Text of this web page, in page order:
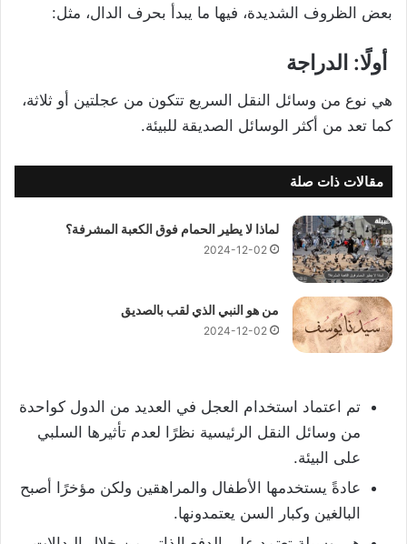
بعض الظروف الشديدة، فيها ما يبدأ بحرف الدال، مثل:
أولًا: الدراجة
هي نوع من وسائل النقل السريع تتكون من عجلتين أو ثلاثة،
كما تعد من أكثر الوسائل الصديقة للبيئة.
مقالات ذات صلة
لماذا لا يطير الحمام فوق الكعبة المشرفة؟
2024-12-02
من هو النبي الذي لقب بالصديق
2024-12-02
تم اعتماد استخدام العجل في العديد من الدول كواحدة
من وسائل النقل الرئيسية نظرًا لعدم تأثيرها السلبي
على البيئة.
عادةً يستخدمها الأطفال والمراهقين ولكن مؤخرًا أصبح
البالغين وكبار السن يعتمدونها.